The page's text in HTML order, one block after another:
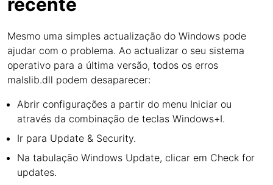
Mesmo uma simples actualização do Windows pode
ajudar com o problema. Ao actualizar o seu sistema
operativo para a última versão, todos os erros
malslib.dll podem desaparecer:
Abrir configurações a partir do menu Iniciar ou
através da combinação de teclas Windows+I.
Ir para Update & Security.
Na tabulação Windows Update, clicar em Check for
updates.